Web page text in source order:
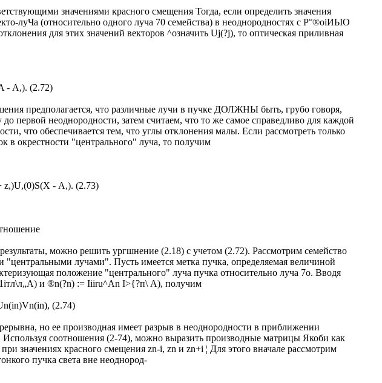
значениями красного смещения Тогда, если определить значения
луЧа (относительно одного луча 70 семейства) в неоднородностях с Р°®оіИЬІО
для этих значений векторов ^означить Uj(?j), то оптическая приливная
- А,). (2.72)
предполагается, что различные лучи в пучке ДОЛЖНЫ быть, грубо говоря,
до первой неоднородности, затем считаем, что то же самое справедливо для каждой
что обеспечивается тем, что углы отклонения малы. Если рассмотреть только
в окрестности "центрального" луча, то получим
z,)U,(0)S(X - А,). (2.73)
можно решить ургшнение (2.18) с учетом (2.72). Рассмотрим семейство
"центральными лучами". Пусть имеется метка пучка, определяемая величиной
положение "центрального" луча пучка относительно луча 7о. Вводя
и ®n(?n) := Iiiru^An І>{?п\ А), получим
(2.74)
но ее производная имеет разрыв в неоднородности в приближении
соотношения (2-74), можно выразить производные матрицы Якоби как
значениях красного смещения zn-i, zn и zn+i ¦ Для этого вначале рассмотрим
пучка света вне неоднород-